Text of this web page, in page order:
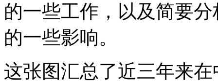
的一些工作，以及简要
的一些影响。
这张图汇总了近三年来